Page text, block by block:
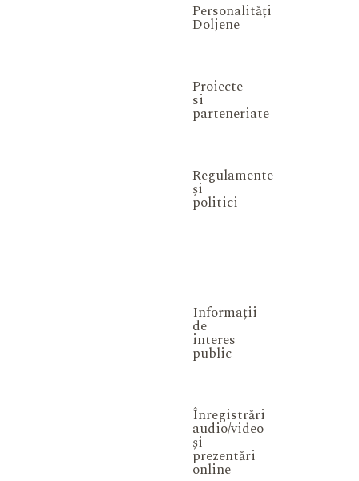
Personalități
Doljene
Proiecte
si
parteneriate
Regulamente
și
politici
Informații
de
interes
public
Înregistrări
audio/video
și
prezentări
online